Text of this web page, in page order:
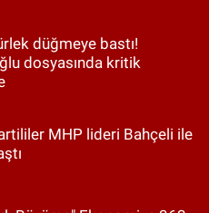
düğmeye bastı!
dosyasında kritik
MHP lideri Bahçeli ile